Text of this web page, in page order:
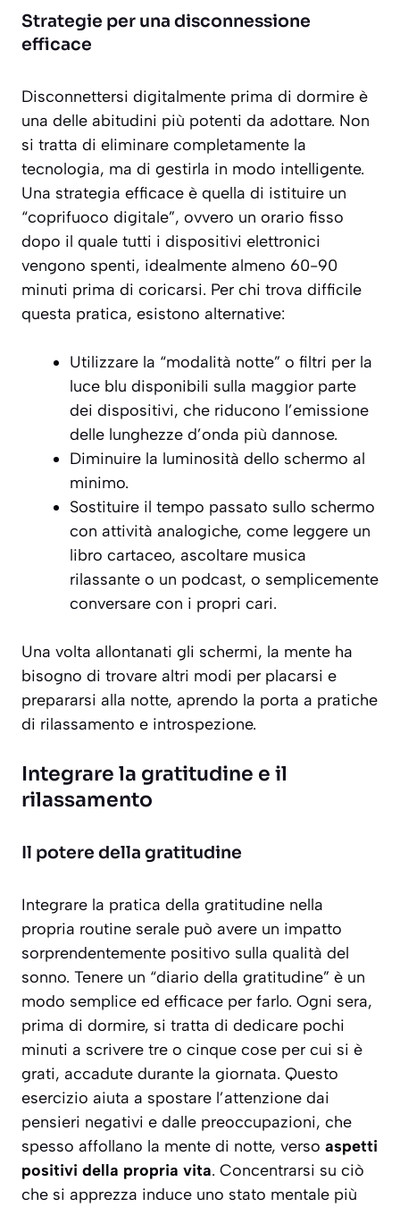
Strategie per una disconnessione
efficace
Disconnettersi digitalmente prima di dormire è
una delle abitudini più potenti da adottare. Non
si tratta di eliminare completamente la
tecnologia, ma di gestirla in modo intelligente.
Una strategia efficace è quella di istituire un
“coprifuoco digitale”, ovvero un orario fisso
dopo il quale tutti i dispositivi elettronici
vengono spenti, idealmente almeno 60-90
minuti prima di coricarsi. Per chi trova difficile
questa pratica, esistono alternative:
Utilizzare la “modalità notte” o filtri per la
luce blu disponibili sulla maggior parte
dei dispositivi, che riducono l’emissione
delle lunghezze d’onda più dannose.
Diminuire la luminosità dello schermo al
minimo.
Sostituire il tempo passato sullo schermo
con attività analogiche, come leggere un
libro cartaceo, ascoltare musica
rilassante o un podcast, o semplicemente
conversare con i propri cari.
Una volta allontanati gli schermi, la mente ha
bisogno di trovare altri modi per placarsi e
prepararsi alla notte, aprendo la porta a pratiche
di rilassamento e introspezione.
Integrare la gratitudine e il
rilassamento
Il potere della gratitudine
Integrare la pratica della gratitudine nella
propria routine serale può avere un impatto
sorprendentemente positivo sulla qualità del
sonno. Tenere un “diario della gratitudine” è un
modo semplice ed efficace per farlo. Ogni sera,
prima di dormire, si tratta di dedicare pochi
minuti a scrivere tre o cinque cose per cui si è
grati, accadute durante la giornata. Questo
esercizio aiuta a spostare l’attenzione dai
pensieri negativi e dalle preoccupazioni, che
spesso affollano la mente di notte, verso aspetti
positivi della propria vita. Concentrarsi su ciò
che si apprezza induce uno stato mentale più